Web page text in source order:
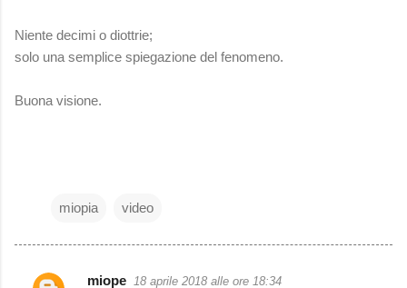
Niente decimi o diottrie;
solo una semplice spiegazione del fenomeno.
Buona visione.
miopia video
miope 18 aprile 2018 alle ore 18:34